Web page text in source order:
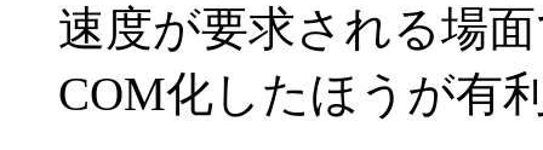
速度が要求される場
COM化したほうが有